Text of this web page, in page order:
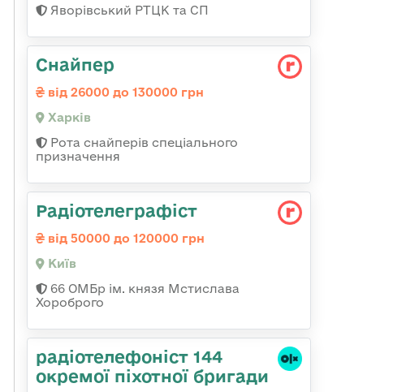
Яворівський РТЦК та СП
Снайпер
від 26000 до 130000 грн
Харків
Рота снайперів спеціального
призначення
Радіотелеграфіст
від 50000 до 120000 грн
Київ
66 ОМБр ім. князя Мстислава
Хороброго
радіотелефоніст 144
окремої піхотної бригади